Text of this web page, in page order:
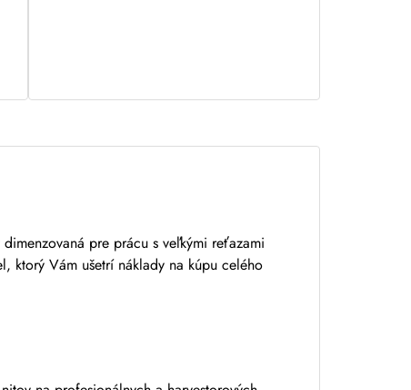
pre prácu s veľkými reťazami
ktorý Vám ušetrí náklady na kúpu celého